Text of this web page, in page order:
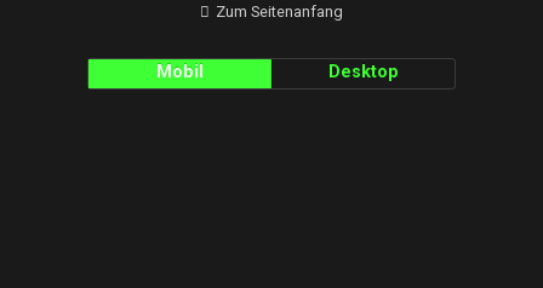
Zum Seitenanfang
Mobil Desktop